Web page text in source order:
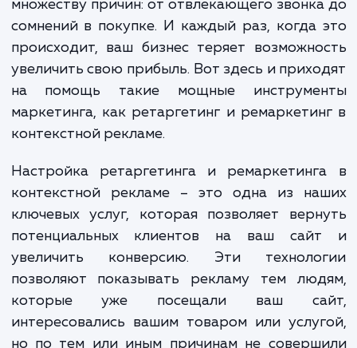
Все мы знаем, как часто
клиенты покидают сайты, не совершив
или не оставив заявку. Это может
множеству причин: от отвлекающего
происходит, ваш бизнес теряет
на помощь такие мощные
маркетинга, как ретаргетинг и
контекстной рекламе.
Настройка ретаргетинга и
контекстной рекламе – это одна из
ключевых услуг, которая позволяет
потенциальных клиентов на ваш